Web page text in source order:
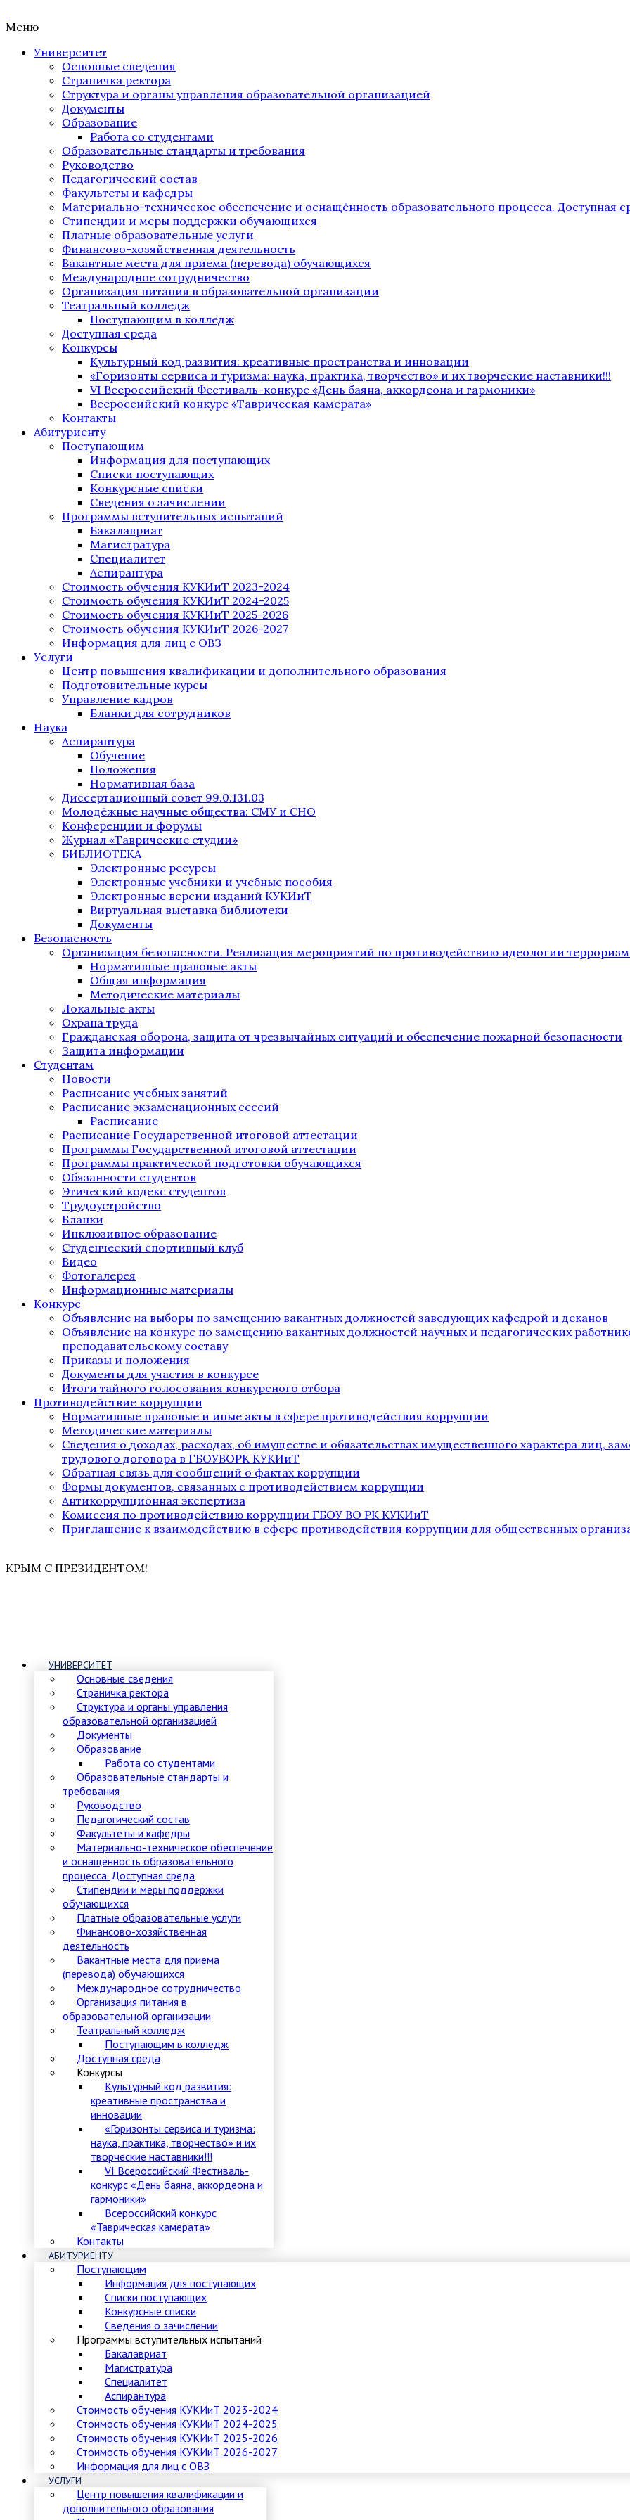
Меню
Университет
Основные сведения
Страничка ректора
Структура и органы управления образовательной организацией
Документы
Образование
Работа со студентами
Образовательные стандарты и требования
Руководство
Педагогический состав
Факультеты и кафедры
Материально-техническое обеспечение и оснащённость образовательного процесса. Доступная
Стипендии и меры поддержки обучающихся
Платные образовательные услуги
Финансово-хозяйственная деятельность
Вакантные места для приема (перевода) обучающихся
Международное сотрудничество
Организация питания в образовательной организации
Театральный колледж
Поступающим в колледж
Доступная среда
Конкурсы
Культурный код развития: креативные пространства и инновации
«Горизонты сервиса и туризма: наука, практика, творчество» и их творческие наставники!!!
VI Всероссийский Фестиваль-конкурс «День баяна, аккордеона и гармоники»
Всероссийский конкурс «Таврическая камерата»
Контакты
Абитуриенту
Поступающим
Информация для поступающих
Списки поступающих
Конкурсные списки
Сведения о зачислении
Программы вступительных испытаний
Бакалавриат
Магистратура
Специалитет
Аспирантура
Стоимость обучения КУКИиТ 2023-2024
Стоимость обучения КУКИиТ 2024-2025
Стоимость обучения КУКИиТ 2025-2026
Стоимость обучения КУКИиТ 2026-2027
Информация для лиц с ОВЗ
Услуги
Центр повышения квалификации и дополнительного образования
Подготовительные курсы
Управление кадров
Бланки для сотрудников
Наука
Аспирантура
Обучение
Положения
Нормативная база
Диссертационный совет 99.0.131.03
Молодёжные научные общества: СМУ и СНО
Конференции и форумы
Журнал «Таврические студии»
БИБЛИОТЕКА
Электронные ресурсы
Электронные учебники и учебные пособия
Электронные версии изданий КУКИиТ
Виртуальная выставка библиотеки
Документы
Безопасность
Организация безопасности. Реализация мероприятий по противодействию идеологии
Нормативные правовые акты
Общая информация
Методические материалы
Локальные акты
Охрана труда
Гражданская оборона, защита от чрезвычайных ситуаций и обеспечение пожарной безопасности
Защита информации
Студентам
Новости
Расписание учебных занятий
Расписание экзаменационных сессий
Расписание
Расписание Государственной итоговой аттестации
Программы Государственной итоговой аттестации
Программы практической подготовки обучающихся
Обязанности студентов
Этический кодекс студентов
Трудоустройство
Бланки
Инклюзивное образование
Студенческий спортивный клуб
Видео
Фотогалерея
Информационные материалы
Конкурс
Объявление на выборы по замещению вакантных должностей заведующих кафедрой и деканов
Объявление на конкурс по замещению вакантных должностей научных и педагогических
преподавательскому составу
Приказы и положения
Документы для участия в конкурсе
Итоги тайного голосования конкурсного отбора
Противодействие коррупции
Нормативные правовые и иные акты в сфере противодействия коррупции
Методические материалы
Сведения о доходах, расходах, об имуществе и обязательствах имущественного характера лиц,
трудового договора в ГБОУВОРК КУКИиТ
Обратная связь для сообщений о фактах коррупции
Формы документов, связанных с противодействием коррупции
Антикоррупционная экспертиза
Комиссия по противодействию коррупции ГБОУ ВО РК КУКИиТ
Приглашение к взаимодействию в сфере противодействия коррупции для общественных
КРЫМ С ПРЕЗИДЕНТОМ!
УНИВЕРСИТЕТ
Основные сведения
Страничка ректора
Структура и органы управления
образовательной организацией
Документы
Образование
Работа со студентами
Образовательные стандарты и
требования
Руководство
Педагогический состав
Факультеты и кафедры
Материально-техническое обеспечение
и оснащённость образовательного
процесса. Доступная среда
Стипендии и меры поддержки
обучающихся
Платные образовательные услуги
Финансово-хозяйственная
деятельность
Вакантные места для приема
(перевода) обучающихся
Международное сотрудничество
Организация питания в
образовательной организации
Театральный колледж
Поступающим в колледж
Доступная среда
Конкурсы
Культурный код развития:
креативные пространства и
инновации
«Горизонты сервиса и туризма:
наука, практика, творчество» и их
творческие наставники!!!
VI Всероссийский Фестиваль-
конкурс «День баяна, аккордеона и
гармоники»
Всероссийский конкурс
«Таврическая камерата»
Контакты
АБИТУРИЕНТУ
Поступающим
Информация для поступающих
Списки поступающих
Конкурсные списки
Сведения о зачислении
Программы вступительных испытаний
Бакалавриат
Магистратура
Специалитет
Аспирантура
Стоимость обучения КУКИиТ 2023-2024
Стоимость обучения КУКИиТ 2024-2025
Стоимость обучения КУКИиТ 2025-2026
Стоимость обучения КУКИиТ 2026-2027
Информация для лиц с ОВЗ
УСЛУГИ
Центр повышения квалификации и
дополнительного образования